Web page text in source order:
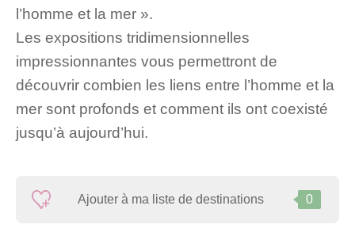
l’homme et la mer ».
Les expositions tridimensionnelles
impressionnantes vous permettront de
découvrir combien les liens entre l’homme et la
mer sont profonds et comment ils ont coexisté
jusqu’à aujourd’hui.
Ajouter à ma liste de destinations 0